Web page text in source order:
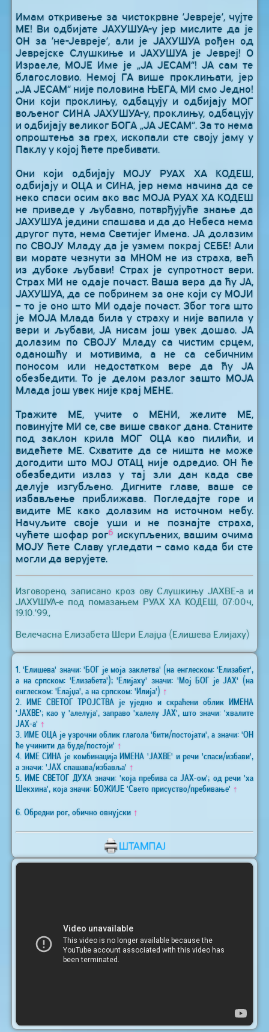
Имам откривење за чистокрвне ’Јевреје’, чујте
МЕ! Ви одбијате ЈАХУШУА-у јер мислите да је
ОН за ’не-Јевреје’, али је ЈАХУШУА рођен од
Јеврејске Слушкиње и ЈАХУШУА је Јевреј! О
Израеле, МОЈЕ Име је „ЈА ЈЕСАМ“! ЈА сам те
благословио. Немој ГА више проклињати, јер
„ЈА ЈЕСАМ“ није половина ЊЕГА, МИ смо Једно!
Они који проклињу, одбацују и одбијају МОГ
вољеног СИНА ЈАХУШУА-у, проклињу, одбацују
и одбијају великог БОГА „ЈА ЈЕСАМ“. За то нема
опроштења за грех, ископали сте своју јаму у
Паклу у којој ћете пребивати.
Они који одбијају МОЈУ РУАХ ХА КОДЕШ,
одбијају и ОЦА и СИНА, јер нема начина да се
неко спаси осим ако вас МОЈА РУАХ ХА КОДЕШ
не приведе у љубавно, потврђујуће знање да
ЈАХУШУА једини спашава и да до Небеса нема
другог пута, нема Светијег Имена. ЈА долазим
по СВОЈУ Младу да је узмем покрај СЕБЕ! Али
ви морате чезнути за МНОМ не из страха, већ
из дубоке љубави! Страх је супротност вери.
Страх МИ не одаје почаст. Ваша вера да ћу ЈА,
ЈАХУШУА, да се побринем за оне који су МОЈИ
– то је оно што МИ одаје почаст. Због тога што
је МОЈА Млада била у страху и није вапила у
вери и љубави, ЈА нисам још увек дошао. ЈА
долазим по СВОЈУ Младу са чистим срцем,
оданошћу и мотивима, а не са себичним
поносом или недостатком вере да ћу ЈА
обезбедити. То је делом разлог зашто МОЈА
Млада још увек није крај МЕНЕ.
Тражите МЕ, учите о МЕНИ, желите МЕ,
повинујте МИ се, све више сваког дана. Станите
под заклон крила МОГ ОЦА као пилићи, и
видећете МЕ. Схватите да се ништа не може
догодити што МОЈ ОТАЦ није одредио. ОН ће
обезбедити излаз у тај зли дан када све
делује изгубљено. Дигните главе, ваше се
избављење приближава. Погледајте горе и
видите МЕ како долазим на источном небу.
Начуљите своје уши и не познајте страха,
чућете шофар рог6 искупљених, вашим очима
МОЈУ ћете Славу угледати – само када би сте
могли да верујете.
Изговорено, записано кроз ову Слушкињу ЈАХВЕ-а и
ЈАХУШУА-е под помазањем РУАХ ХА КОДЕШ, 07:00ч,
19.10.’99.,
Велечасна Елизабета Шери Елајџа (Елишева Елијаху)
1. 'Елишева' значи: 'БОГ је моја заклетва' (на енглеском: 'Елизабет',
а на српском: 'Елизабета'); 'Елијаху' значи: 'Мој БОГ је ЈАХ' (на
енглеском: 'Елајџа', а на српском: 'Илија') ↑
2. ИМЕ СВЕТОГ ТРОЈСТВА је уједно и скраћени облик ИМЕНА
'ЈАХВЕ'; као у 'алелуја', заправо 'халелу ЈАХ', што значи: 'хвалите
ЈАХ-а' ↑
3. ИМЕ ОЦА је узрочни облик глагола 'бити/постојати', а значи: 'ОН
ће учинити да буде/постоји' ↑
4. ИМЕ СИНА је комбинација ИМЕНА 'ЈАХВЕ' и речи 'спаси/избави',
а значи: 'ЈАХ спашава/избавља' ↑
5. ИМЕ СВЕТОГ ДУХА значи: 'која пребива са ЈАХ-ом'; од речи 'ха
Шекхина', која значи: БОЖИЈЕ 'Свето присуство/пребивање' ↑
6. Обредни рог, обично овнујски ↑